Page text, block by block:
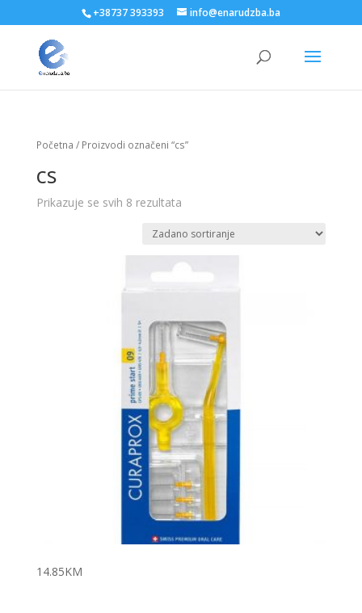
+38737 393393 info@enarudzba.ba
Početna / Proizvodi označeni “cs”
cs
Prikazuje se svih 8 rezultata
14.85KM